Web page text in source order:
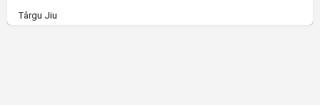
Târgu Jiu